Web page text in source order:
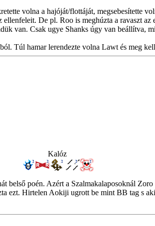
volna a hajóját/flottáját, megsebesítette
De pl. Roo is meghúzta a ravaszt
van. Csak ugye Shanks úgy van beállítva,
Túl hamar lerendezte volna Lawt és meg
Kalóz
belső poén. Azért a Szalmakalaposoknál
ezt. Hirtelen Aokiji ugrott be mint BB tag s